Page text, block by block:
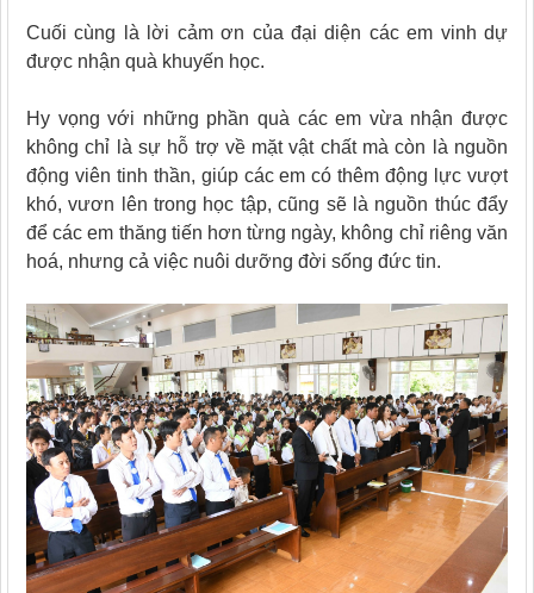
Cuối cùng là lời cảm ơn của đại diện các em vinh dự
được nhận quà khuyến học.
Hy vọng với những phần quà các em vừa nhận được
không chỉ là sự hỗ trợ về mặt vật chất mà còn là nguồn
động viên tinh thần, giúp các em có thêm động lực vượt
khó, vươn lên trong học tập, cũng sẽ là nguồn thúc đẩy
để các em thăng tiến hơn từng ngày, không chỉ riêng văn
hoá, nhưng cả việc nuôi dưỡng đời sống đức tin.